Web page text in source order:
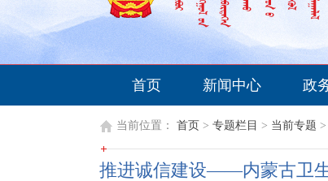
首页 新闻中心 政
当前位置： 首页 > 专题栏目 > 当前专题 >
推进诚信建设——内蒙古卫